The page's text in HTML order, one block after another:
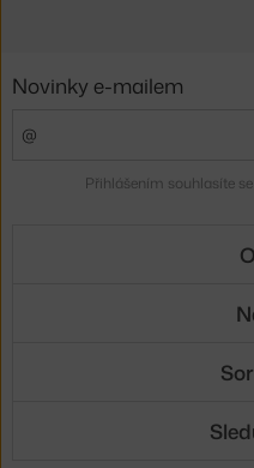
Novinky e-mailem
Přihlášením souhlasíte se